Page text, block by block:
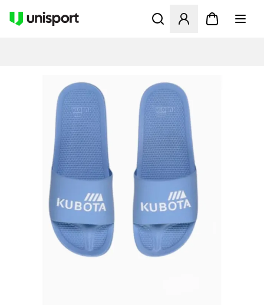
Åbner en Modal til at